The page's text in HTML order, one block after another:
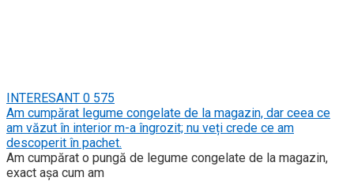
INTERESANT 0 575
Am cumpărat legume congelate de la magazin, dar ceea ce
am văzut în interior m-a îngrozit; nu veți crede ce am
descoperit în pachet.
Am cumpărat o pungă de legume congelate de la magazin,
exact așa cum am